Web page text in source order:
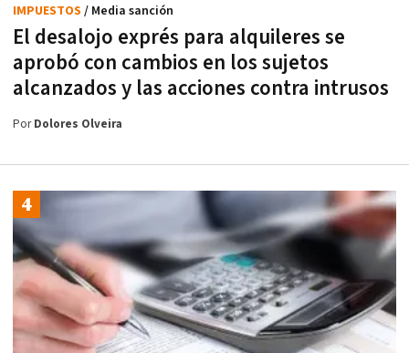
El desalojo exprés para alquileres se
aprobó con cambios en los sujetos
alcanzados y las acciones contra intrusos
IMPUESTOS / Media sanción
PorDolores Olveira